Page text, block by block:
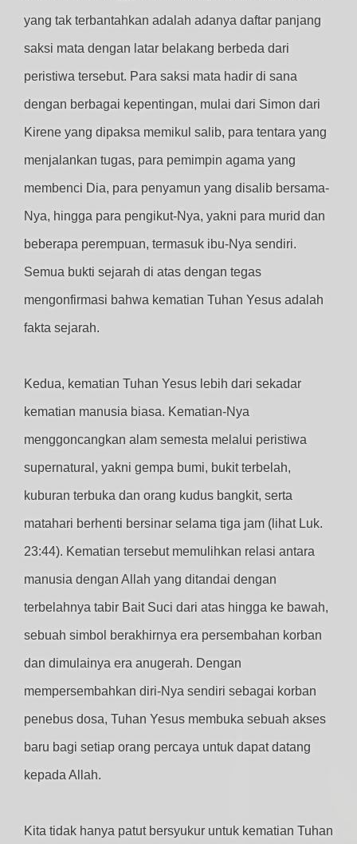
yang tak terbantahkan adalah adanya daftar panjang
saksi mata dengan latar belakang berbeda dari
peristiwa tersebut. Para saksi mata hadir di sana
dengan berbagai kepentingan, mulai dari Simon dari
Kirene yang dipaksa memikul salib, para tentara yang
menjalankan tugas, para pemimpin agama yang
membenci Dia, para penyamun yang disalib bersama-
Nya, hingga para pengikut-Nya, yakni para murid dan
beberapa perempuan, termasuk ibu-Nya sendiri.
Semua bukti sejarah di atas dengan tegas
mengonfirmasi bahwa kematian Tuhan Yesus adalah
fakta sejarah.
Kedua, kematian Tuhan Yesus lebih dari sekadar
kematian manusia biasa. Kematian-Nya
menggoncangkan alam semesta melalui peristiwa
supernatural, yakni gempa bumi, bukit terbelah,
kuburan terbuka dan orang kudus bangkit, serta
matahari berhenti bersinar selama tiga jam (lihat Luk.
23:44). Kematian tersebut memulihkan relasi antara
manusia dengan Allah yang ditandai dengan
terbelahnya tabir Bait Suci dari atas hingga ke bawah,
sebuah simbol berakhirnya era persembahan korban
dan dimulainya era anugerah. Dengan
mempersembahkan diri-Nya sendiri sebagai korban
penebus dosa, Tuhan Yesus membuka sebuah akses
baru bagi setiap orang percaya untuk dapat datang
kepada Allah.
Kita tidak hanya patut bersyukur untuk kematian Tuhan